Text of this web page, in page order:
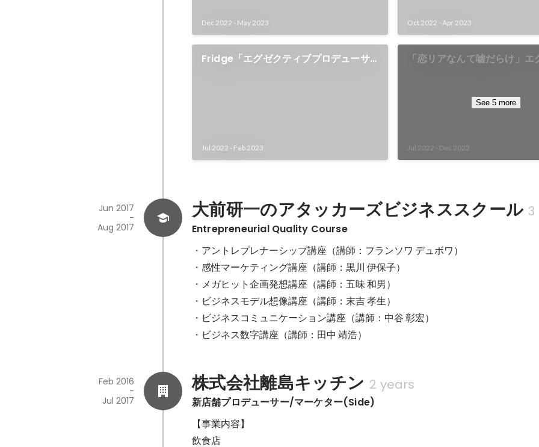
Dec 2022 - May 2023 Oct 2022 -Apr 2023
Fridge「エグゼクティブプロデューサ
Jul 2022 - Feb 2023
「恋リアなんて嘘だらけ」エ
Jul 2022 - Dec 2022
See 5 more
大前研一のアタッカーズビジネススクール
Entrepreneurial Quality Course
Jun 2017
-
Aug 2017
・アントレプレナーシップ講座（講師：フランソワ デュボワ）
・感性マーケティング講座（講師：黒川 伊保子）
・メガヒット企画発想講座（講師：五味 和男）
・ビジネスモデル想像講座（講師：末吉 孝生）
・ビジネスコミュニケーション講座（講師：中谷 彰宏）
・ビジネス数字講座（講師：田中 靖浩）
株式会社離島キッチン 2 years
新店舗プロデューサー/マーケター(Side)
Feb 2016
-
Jul 2017
【事業内容】
飲食店